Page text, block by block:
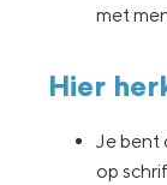
met
Hier
Je bent
op